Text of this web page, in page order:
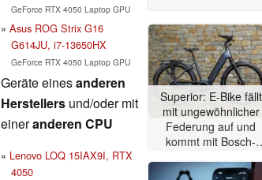
GeForce RTX 4050 Laptop GPU
Asus ROG Strix G16
G614JU, i7-13650HX
GeForce RTX 4050 Laptop GPU
Geräte einesanderen
Herstellers und/oder mit
eineranderen CPU
Lenovo LOQ 15IAX9I, RTX
4050
Superior: E-Bike fällt
mit ungewöhnlicher
Federung auf und
kommt mit Bosch-